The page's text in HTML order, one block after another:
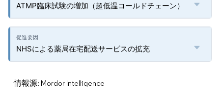
ATMP臨床試験の増加（超低温コールドチェーン）
NHSによる薬局在宅配送サービスの拡充
情報源: Mordor Intelligence